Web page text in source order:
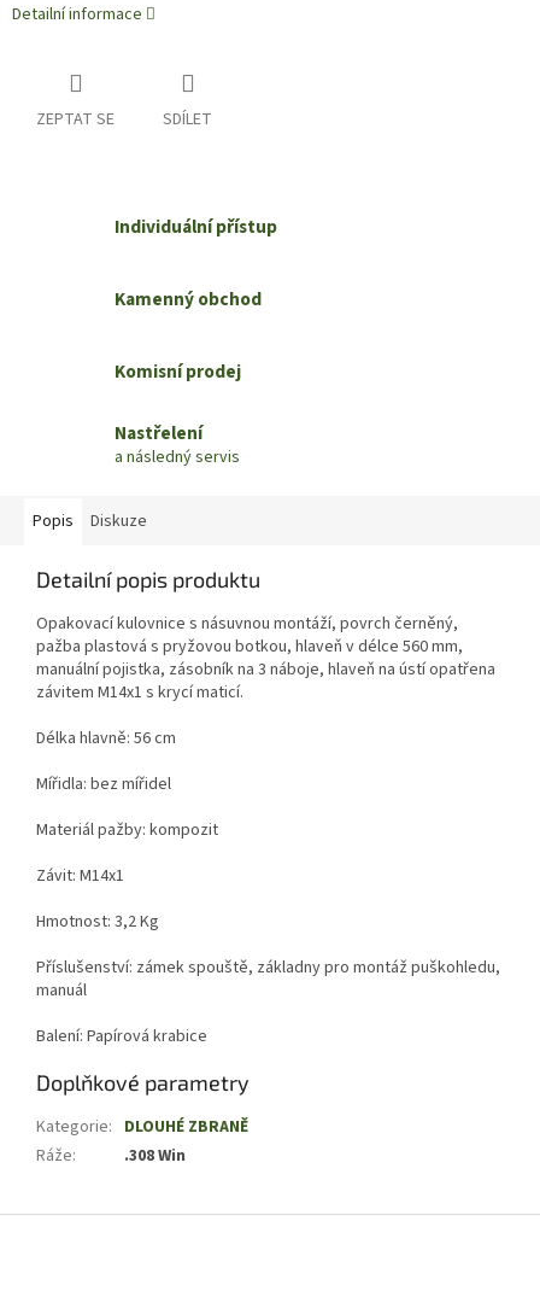
Detailní informace
ZEPTAT SE SDÍLET
Individuální přístup
Kamenný obchod
Komisní prodej
Nastřelení
a následný servis
Popis Diskuze
Detailní popis produktu
Opakovací kulovnice s násuvnou montáží, povrch černěný,
pažba plastová s pryžovou botkou, hlaveň v délce 560 mm,
manuální pojistka, zásobník na 3 náboje, hlaveň na ústí opatřena
závitem M14x1 s krycí maticí.
Délka hlavně: 56 cm
Mířidla: bez mířidel
Materiál pažby: kompozit
Závit: M14x1
Hmotnost: 3,2 Kg
Příslušenství: zámek spouště, základny pro montáž puškohledu,
manuál
Balení: Papírová krabice
Doplňkové parametry
Kategorie: DLOUHÉ ZBRANĚ
Ráže: .308 Win